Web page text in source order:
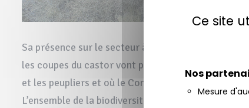
Ce site
Nos
Mesure
Sa présence sur le secteur à été confirmée par la
les coupes du castor vont permettre de ré-ouvrir
et les peupliers et où le Conservatoire avait du
L’ensemble de la biodiversité va pouvoir de